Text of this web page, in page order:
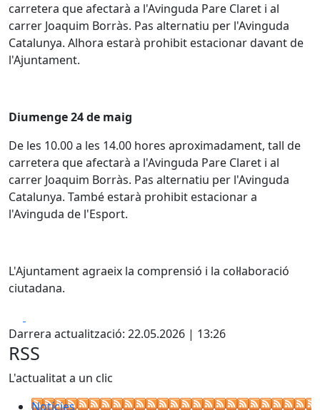
carretera que afectarà a l'Avinguda Pare Claret i al
carrer Joaquim Borràs. Pas alternatiu per l'Avinguda
Catalunya. Alhora estarà prohibit estacionar davant de
l'Ajuntament.
Diumenge 24 de maig
De les 10.00 a les 14.00 hores aproximadament, tall de
carretera que afectarà a l'Avinguda Pare Claret i al
carrer Joaquim Borràs. Pas alternatiu per l'Avinguda
Catalunya. També estarà prohibit estacionar a
l'Avinguda de l'Esport.
L'Ajuntament agraeix la comprensió i la col·laboració
ciutadana.
Darrera actualització: 22.05.2026 | 13:26
RSS
L'actualitat a un clic
Notícies